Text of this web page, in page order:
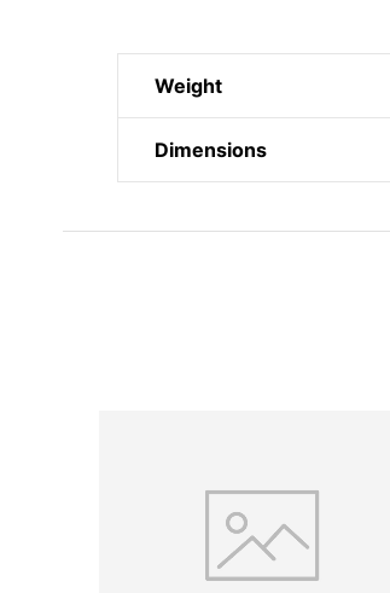
Weight
Dimensions